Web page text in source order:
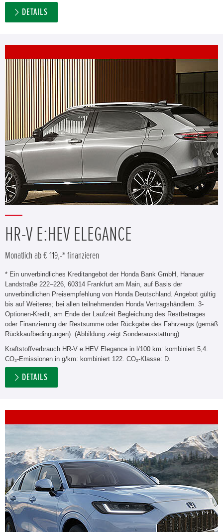
DETAILS
HR-V E:HEV ELEGANCE
Monatlich ab € 119,-* finanzieren
* Ein unverbindliches Kreditangebot der Honda Bank GmbH, Hanauer
Landstraße 222–226, 60314 Frankfurt am Main, auf Basis der
unverbindlichen Preisempfehlung von Honda Deutschland. Angebot gültig
bis auf Weiteres; bei allen teilnehmenden Honda Vertragshändlern. 3-
Optionen-Kredit, am Ende der Laufzeit Begleichung des Restbetrages
oder Finanzierung der Restsumme oder Rückgabe des Fahrzeugs (gemäß
Rückkaufbedingungen). (Abbildung zeigt Sonderausstattung)
Kraftstoffverbrauch HR-V e:HEV Elegance in l/100 km: kombiniert 5,4.
CO₂-Emissionen in g/km: kombiniert 122. CO₂-Klasse: D.
DETAILS